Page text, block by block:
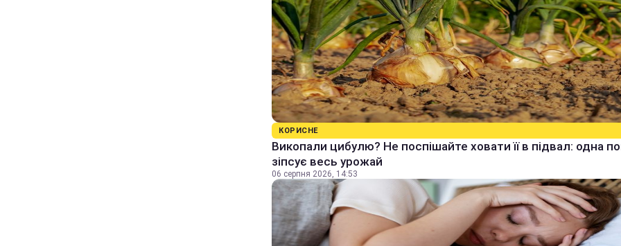
КОРИСНЕ
Викопали цибулю? Не поспішайте ховати її в підвал: одна
зіпсує весь урожай
06 серпня 2026, 14:53